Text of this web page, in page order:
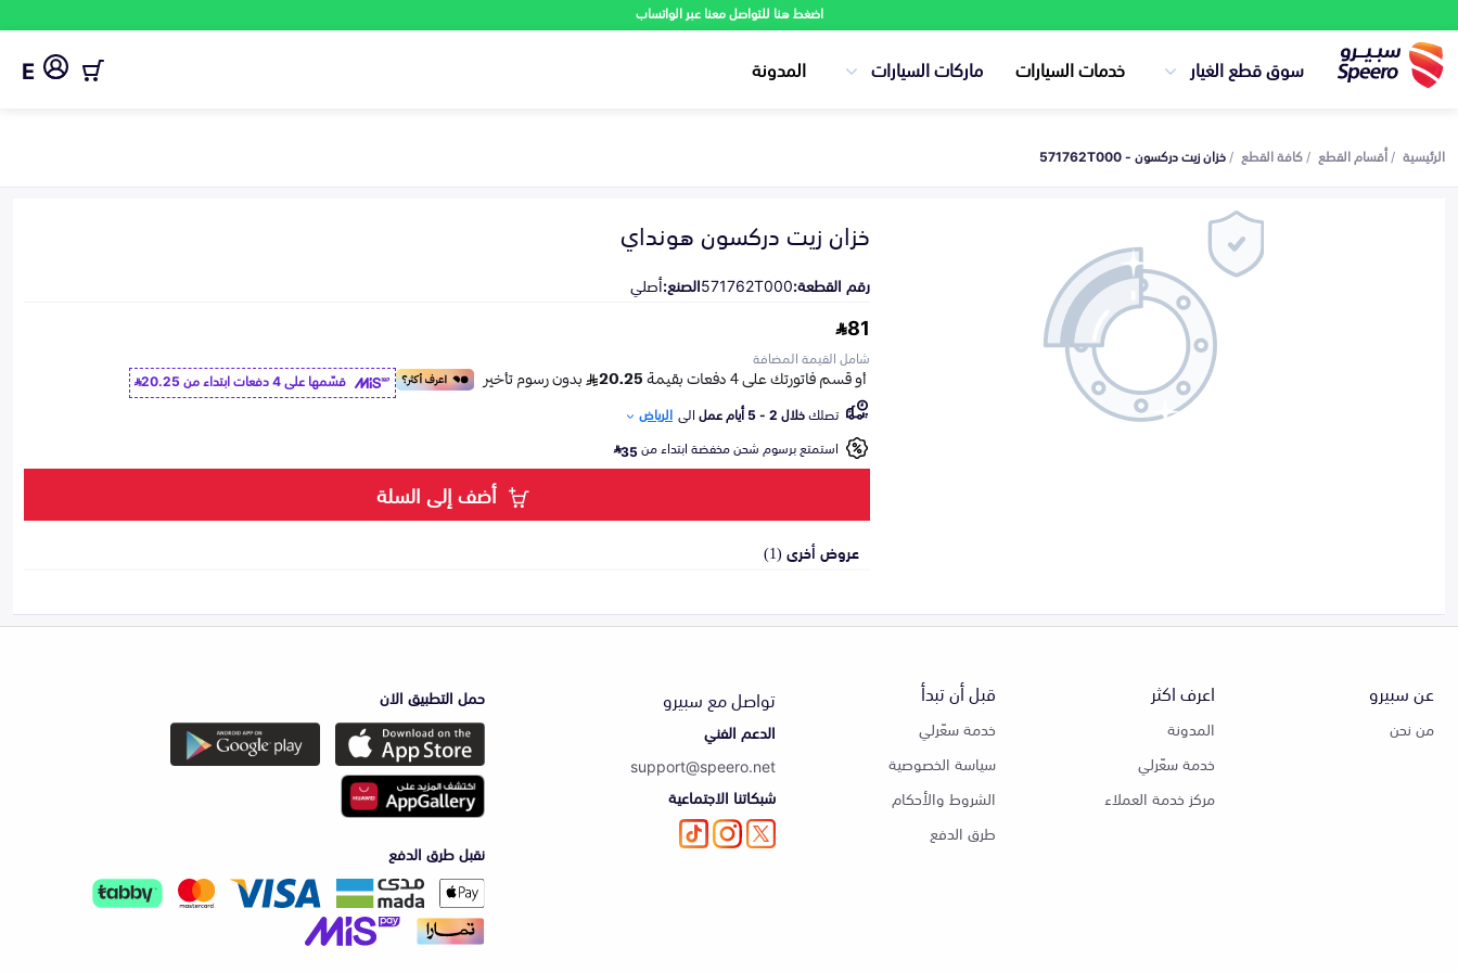
اضغط هنا للتواصل معنا عبر الواتساب
سوق قطع الغيار خدمات السيارات ماركات السيارات المدونة E
الرئيسية أقسام القطع كافة القطع خزان زيت دركسون - 571762T000
خزان زيت دركسون هونداي
رقم القطعة:571762T000الصنع:أصلي
81
شامل القيمة المضافة
قسّمها على 4 دفعات ابتداء من
20.25
تصلكخلال 2 - 5 أيام عمل الى الرياض
استمتع برسوم شحن مخفضة ابتداء من35
أضف إلى السلة
عروض أخرى (1)
عن سبيرو
من نحن
اعرف اكثر
المدونة
خدمة سعّرلي
مركز خدمة العملاء
قبل أن تبدأ
خدمة سعّرلي
سياسة الخصوصية
الشروط والأحكام
طرق الدفع
تواصل مع سبيرو
الدعم الفني
support@speero.net
شبكاتنا الاجتماعية
حمل التطبيق الان
نقبل طرق الدفع